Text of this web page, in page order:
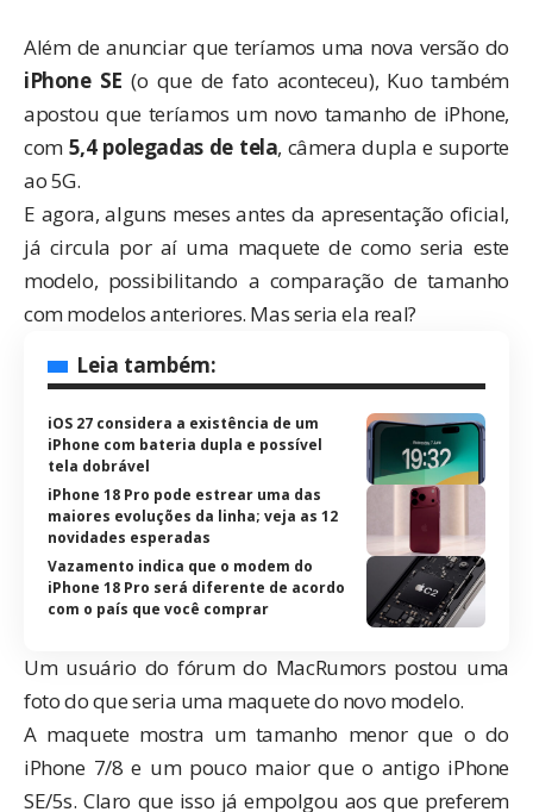
Além de anunciar que teríamos uma nova versão do
iPhone SE (o que de fato aconteceu), Kuo também
apostou que teríamos um novo tamanho de iPhone,
com 5,4 polegadas de tela, câmera dupla e suporte
ao 5G.
E agora, alguns meses antes da apresentação oficial,
já circula por aí uma maquete de como seria este
modelo, possibilitando a comparação de tamanho
com modelos anteriores. Mas seria ela real?
Leia também:
iOS 27 considera a existência de um
iPhone com bateria dupla e possível
tela dobrável
iPhone 18 Pro pode estrear uma das
maiores evoluções da linha; veja as 12
novidades esperadas
Vazamento indica que o modem do
iPhone 18 Pro será diferente de acordo
com o país que você comprar
Um usuário do fórum do MacRumors postou uma
foto do que seria uma maquete do novo modelo.
A maquete mostra um tamanho menor que o do
iPhone 7/8 e um pouco maior que o antigo iPhone
SE/5s. Claro que isso já empolgou aos que preferem